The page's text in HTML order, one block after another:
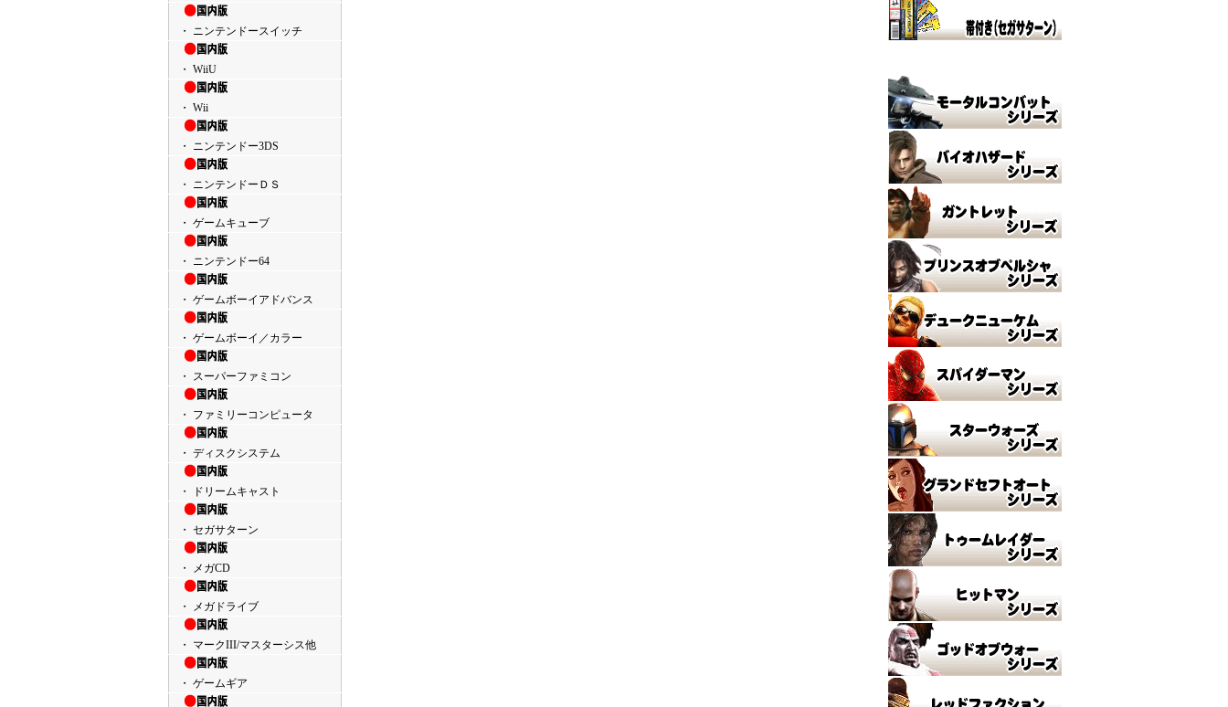
・ ニンテンドースイッチ
・ WiiU
・ Wii
・ ニンテンドー3DS
・ ニンテンドーＤＳ
・ ゲームキューブ
・ ニンテンドー64
・ ゲームボーイアドバンス
・ ゲームボーイ／カラー
・ スーパーファミコン
・ ファミリーコンピュータ
・ ディスクシステム
・ ドリームキャスト
・ セガサターン
・ メガCD
・ メガドライブ
・ マークIII/マスターシス他
・ ゲームギア